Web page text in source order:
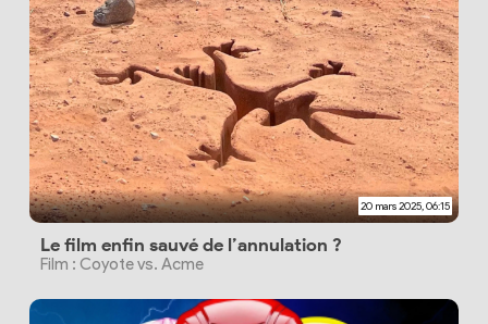
20 mars 2025, 06:15
Le film enfin sauvé de l’annulation ?
Film : Coyote vs. Acme